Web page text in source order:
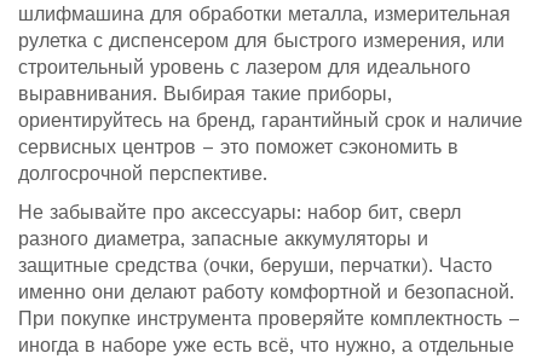
шлифмашина для обработки металла, измерительная
рулетка с диспенсером для быстрого измерения, или
строительный уровень с лазером для идеального
выравнивания. Выбирая такие приборы,
ориентируйтесь на бренд, гарантийный срок и наличие
сервисных центров – это поможет сэкономить в
долгосрочной перспективе.
Не забывайте про аксессуары: набор бит, сверл
разного диаметра, запасные аккумуляторы и
защитные средства (очки, беруши, перчатки). Часто
именно они делают работу комфортной и безопасной.
При покупке инструмента проверяйте комплектность –
иногда в наборе уже есть всё, что нужно, а отдельные